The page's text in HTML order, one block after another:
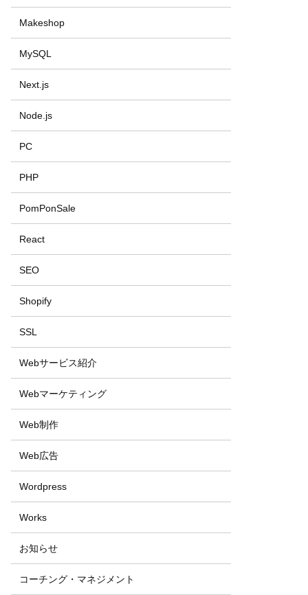
Makeshop
MySQL
Next.js
Node.js
PC
PHP
PomPonSale
React
SEO
Shopify
SSL
Webサービス紹介
Webマーケティング
Web制作
Web広告
Wordpress
Works
お知らせ
コーチング・マネジメント